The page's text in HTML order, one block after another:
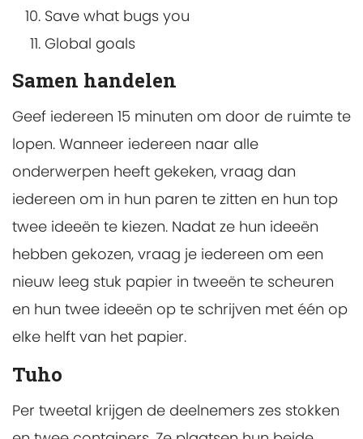
Save what bugs you
Global goals
Samen handelen
Geef iedereen 15 minuten om door de ruimte te
lopen. Wanneer iedereen naar alle
onderwerpen heeft gekeken, vraag dan
iedereen om in hun paren te zitten en hun top
twee ideeën te kiezen. Nadat ze hun ideeën
hebben gekozen, vraag je iedereen om een
nieuw leeg stuk papier in tweeën te scheuren
en hun twee ideeën op te schrijven met één op
elke helft van het papier.
Tuho
Per tweetal krijgen de deelnemers zes stokken